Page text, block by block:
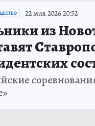
22 мая 2026 20:52
из